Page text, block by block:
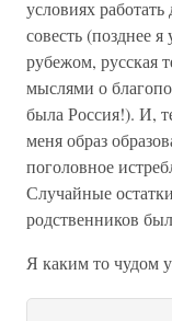
условиях работать
совесть (позднее я
рубежом, русская
мыслями о
была Россия!). И,
меня образ
поголовное
Случайные
родственников
Я каким то чудом